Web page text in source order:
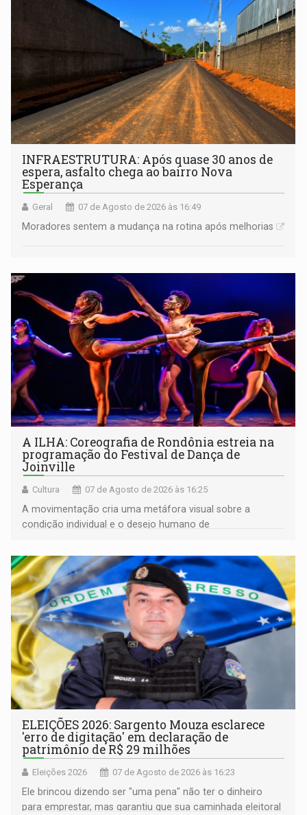
INFRAESTRUTURA: Após quase 30 anos de
espera, asfalto chega ao bairro Nova
Esperança
Geral 07 de Agosto de 2026 às 16:49
Moradores sentem a mudança na rotina após melhorias
A ILHA: Coreografia de Rondônia estreia na
programação do Festival de Dança de
Joinville
Cultura 07 de Agosto de 2026 às 16:25
A movimentação cria uma metáfora visual sobre a
condição individual e o desejo humano de
ELEIÇÕES 2026: Sargento Mouza esclarece
'erro de digitação' em declaração de
patrimônio de R$ 29 milhões
Eleições 2026 07 de Agosto de 2026 às 16:23
Ele brincou dizendo ser "uma pena" não ter o dinheiro
para emprestar, mas garantiu que sua caminhada eleitoral